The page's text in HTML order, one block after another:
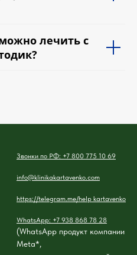
лечить с
Звонки по РФ: +7 800 775 10 69
info@klinikakartavenko.com
https://telegram.me/help_kartavenko
WhatsApp: +7 938 868 78 28
(WhatsApp продукт компании
Meta*,